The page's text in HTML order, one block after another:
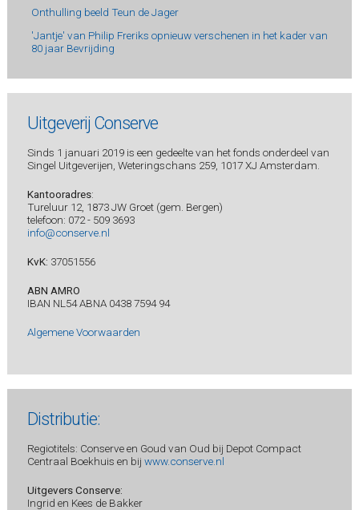
Onthulling beeld Teun de Jager
'Jantje' van Philip Freriks opnieuw verschenen in het kader van
80 jaar Bevrijding
Uitgeverij Conserve
Sinds 1 januari 2019 is een gedeelte van het fonds onderdeel van
Singel Uitgeverijen, Weteringschans 259, 1017 XJ Amsterdam.
Kantooradres:
Tureluur 12, 1873 JW Groet (gem. Bergen)
telefoon: 072 - 509 3693
info@conserve.nl
KvK: 37051556
ABN AMRO
IBAN NL54 ABNA 0438 7594 94
Algemene Voorwaarden
Distributie:
Regiotitels: Conserve en Goud van Oud bij Depot Compact
Centraal Boekhuis en bij www.conserve.nl
Uitgevers Conserve:
Ingrid en Kees de Bakker